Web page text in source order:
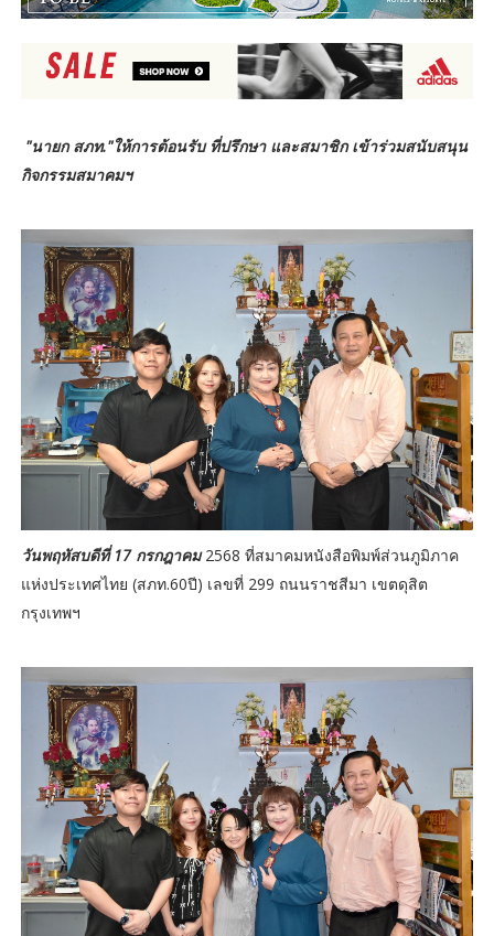
"นายก สภท."ให้การต้อนรับ ที่ปรึกษา และสมาชิก เข้าร่วมสนับสนุน
กิจกรรมสมาคมฯ
วันพฤหัสบดีที่ 17 กรกฎาคม2568 ที่สมาคมหนังสือพิมพ์ส่วนภูมิภาค
แห่งประเทศไทย (สภท.60ปี) เลขที่ 299 ถนนราชสีมา เขตดุสิต
กรุงเทพฯ